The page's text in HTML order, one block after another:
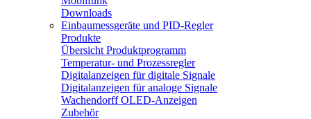
Downloads
Einbaumessgeräte und PID-Regler
Produkte
Übersicht Produktprogramm
Temperatur- und Prozessregler
Digitalanzeigen für digitale Signale
Digitalanzeigen für analoge Signale
Wachendorff OLED-Anzeigen
Zubehör